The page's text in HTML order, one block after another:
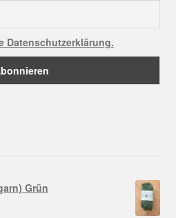
Datenschutzerklärung.
Grün